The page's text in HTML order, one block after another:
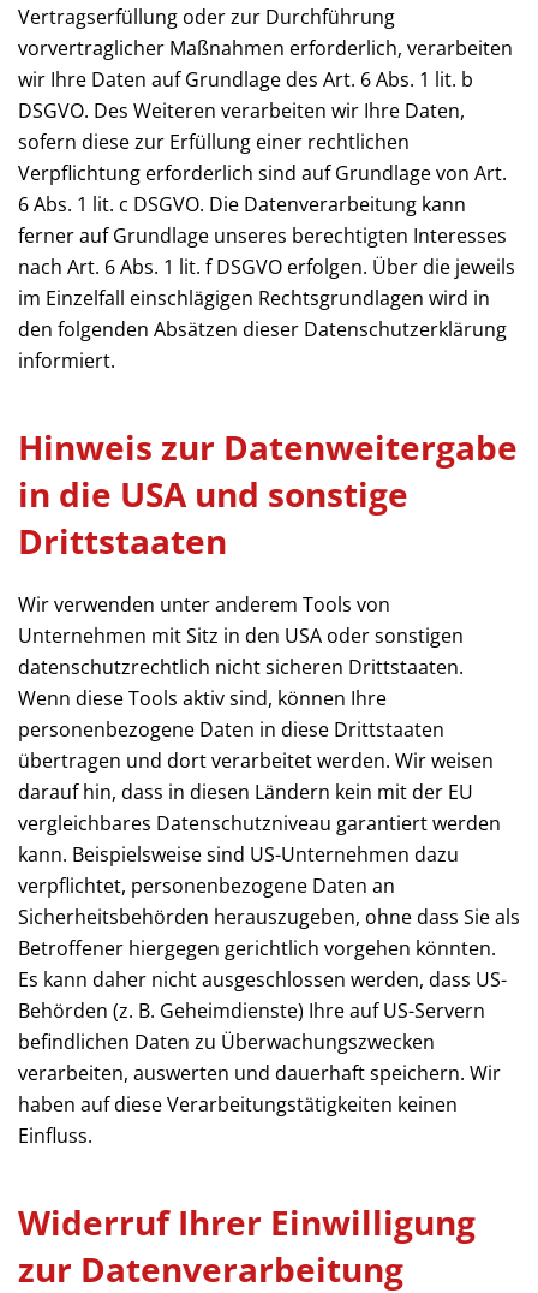
Vertragserfüllung oder zur Durchführung
vorvertraglicher Maßnahmen erforderlich, verarbeiten
wir Ihre Daten auf Grundlage des Art. 6 Abs. 1 lit. b
DSGVO. Des Weiteren verarbeiten wir Ihre Daten,
sofern diese zur Erfüllung einer rechtlichen
Verpflichtung erforderlich sind auf Grundlage von Art.
6 Abs. 1 lit. c DSGVO. Die Datenverarbeitung kann
ferner auf Grundlage unseres berechtigten Interesses
nach Art. 6 Abs. 1 lit. f DSGVO erfolgen. Über die jeweils
im Einzelfall einschlägigen Rechtsgrundlagen wird in
den folgenden Absätzen dieser Datenschutzerklärung
informiert.
Hinweis zur Datenweitergabe
in die USA und sonstige
Drittstaaten
Wir verwenden unter anderem Tools von
Unternehmen mit Sitz in den USA oder sonstigen
datenschutzrechtlich nicht sicheren Drittstaaten.
Wenn diese Tools aktiv sind, können Ihre
personenbezogene Daten in diese Drittstaaten
übertragen und dort verarbeitet werden. Wir weisen
darauf hin, dass in diesen Ländern kein mit der EU
vergleichbares Datenschutzniveau garantiert werden
kann. Beispielsweise sind US-Unternehmen dazu
verpflichtet, personenbezogene Daten an
Sicherheitsbehörden herauszugeben, ohne dass Sie als
Betroffener hiergegen gerichtlich vorgehen könnten.
Es kann daher nicht ausgeschlossen werden, dass US-
Behörden (z. B. Geheimdienste) Ihre auf US-Servern
befindlichen Daten zu Überwachungszwecken
verarbeiten, auswerten und dauerhaft speichern. Wir
haben auf diese Verarbeitungstätigkeiten keinen
Einfluss.
Widerruf Ihrer Einwilligung
zur Datenverarbeitung